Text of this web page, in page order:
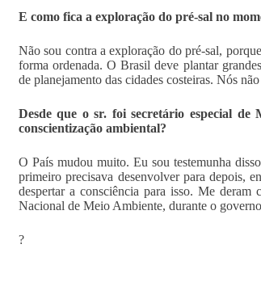
E como fica a exploração do pré-sal no
Não sou contra a exploração do pré-sal,
forma ordenada. O Brasil deve plantar
de planejamento das cidades costeiras. Nós
Desde que o sr. foi secretário especial
conscientização ambiental?
O País mudou muito. Eu sou testemunha
primeiro precisava desenvolver para depois,
despertar a consciência para isso. Me
Nacional de Meio Ambiente, durante o
?